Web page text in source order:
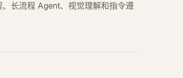
长流程 Agent、视觉理解和指令遵